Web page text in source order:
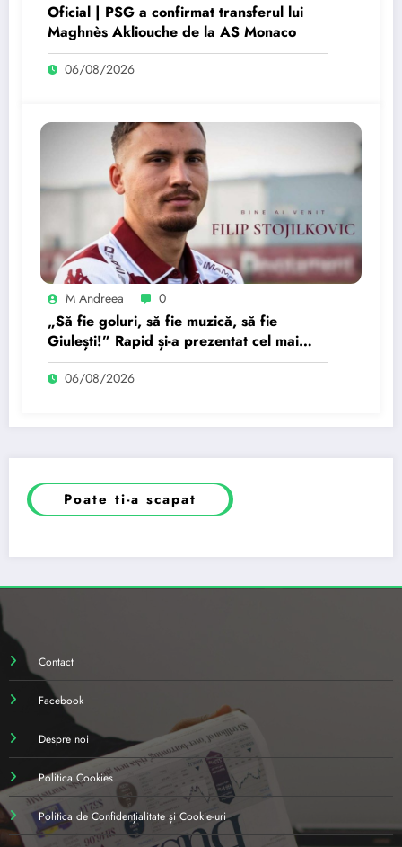
Oficial | PSG a confirmat transferul lui
Maghnès Akliouche de la AS Monaco
06/08/2026
M Andreea 0
„Să fie goluri, să fie muzică, să fie
Giulești!” Rapid și-a prezentat cel mai
recent transfer.
06/08/2026
Poate ti-a scapat
Contact
Facebook
Despre noi
Politica Cookies
Politica de Confidențialitate și Cookie-uri